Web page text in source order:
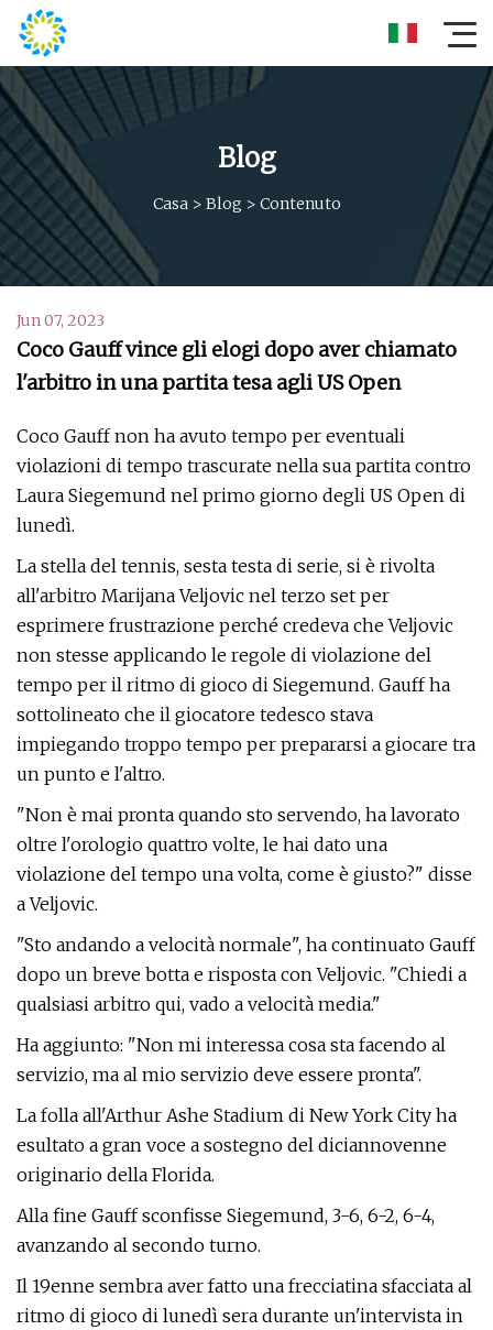
Blog
Casa > Blog > Contenuto
Jun 07, 2023
Coco Gauff vince gli elogi dopo aver chiamato
l'arbitro in una partita tesa agli US Open
Coco Gauff non ha avuto tempo per eventuali
violazioni di tempo trascurate nella sua partita contro
Laura Siegemund nel primo giorno degli US Open di
lunedì.
La stella del tennis, sesta testa di serie, si è rivolta
all'arbitro Marijana Veljovic nel terzo set per
esprimere frustrazione perché credeva che Veljovic
non stesse applicando le regole di violazione del
tempo per il ritmo di gioco di Siegemund. Gauff ha
sottolineato che il giocatore tedesco stava
impiegando troppo tempo per prepararsi a giocare tra
un punto e l'altro.
"Non è mai pronta quando sto servendo, ha lavorato
oltre l'orologio quattro volte, le hai dato una
violazione del tempo una volta, come è giusto?" disse
a Veljovic.
"Sto andando a velocità normale", ha continuato Gauff
dopo un breve botta e risposta con Veljovic. "Chiedi a
qualsiasi arbitro qui, vado a velocità media."
Ha aggiunto: "Non mi interessa cosa sta facendo al
servizio, ma al mio servizio deve essere pronta".
La folla all'Arthur Ashe Stadium di New York City ha
esultato a gran voce a sostegno del diciannovenne
originario della Florida.
Alla fine Gauff sconfisse Siegemund, 3-6, 6-2, 6-4,
avanzando al secondo turno.
Il 19enne sembra aver fatto una frecciatina sfacciata al
ritmo di gioco di lunedì sera durante un'intervista in